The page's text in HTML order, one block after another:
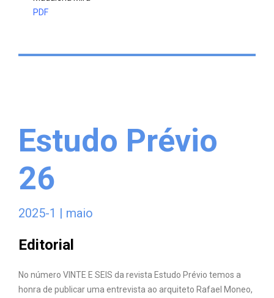
PDF
Estudo Prévio
26
2025-1 | maio
Editorial
No número VINTE E SEIS da revista Estudo Prévio temos a
honra de publicar uma entrevista ao arquiteto Rafael Moneo,